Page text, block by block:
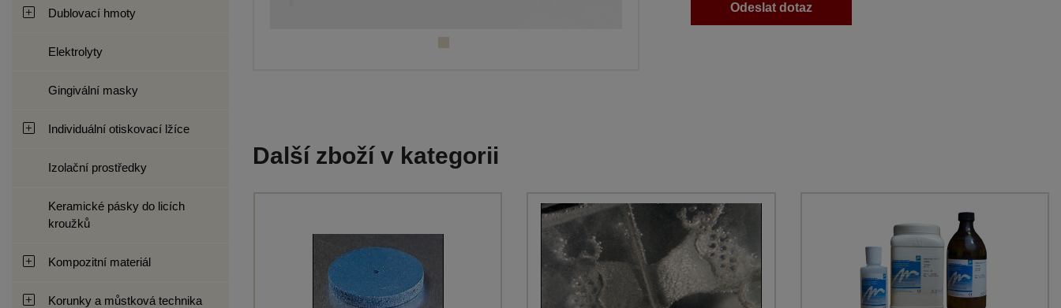
Dublovací hmoty
Elektrolyty
Gingivální masky
Individuální otiskovací lžíce
Izolační prostředky
Keramické pásky do licích
kroužků
Kompozitní materiál
Korunky a můstková technika
Odeslat dotaz
Další zboží v kategorii